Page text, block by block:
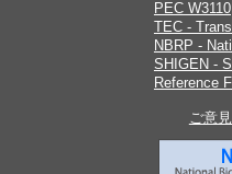
PEC W3110
TEC -
NBRP -
SHIGEN -
Reference
ご意